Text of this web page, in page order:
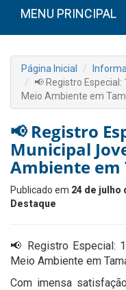
MENU PRINCIPAL
Página Inicial
📢 Registro
Meio Ambiente em
📢 Registro
Municipal
Ambiente em
Publicado em 24 de julho
Destaque
📢 Registro Especial:
Meio Ambiente em
Com imensa